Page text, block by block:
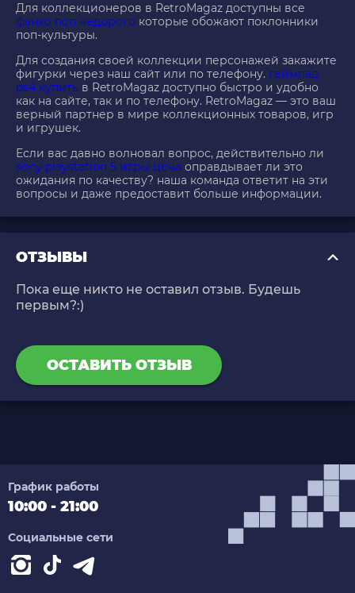
Для коллекционеров в RetroMagaz доступны все
фанко поп недорого которые обожают поклонники
поп-культуры.
Для создания своей коллекции персонажей закажите
фигурки через наш сайт или по телефону. геймпад
ps4 купить в RetroMagaz доступно быстро и удобно
как на сайте, так и по телефону. RetroMagaz — это ваш
верный партнер в мире коллекционных товаров, игр
и игрушек.
Если вас давно волновал вопрос, действительно ли
sony playstation 5 игры цена оправдывает ли это
ожидания по качеству? наша команда ответит на эти
вопросы и даже предоставит больше информации.
ОТЗЫВЫ
Пока еще никто не оставил отзыв. Будешь
первым?:)
ОСТАВИТЬ ОТЗЫВ
График работы
10:00 - 21:00
Социальные сети